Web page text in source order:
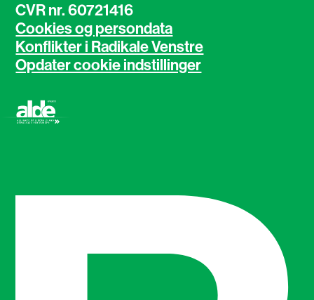
CVR nr. 60721416
Cookies og persondata
Konflikter i Radikale Venstre
Opdater cookie indstillinger